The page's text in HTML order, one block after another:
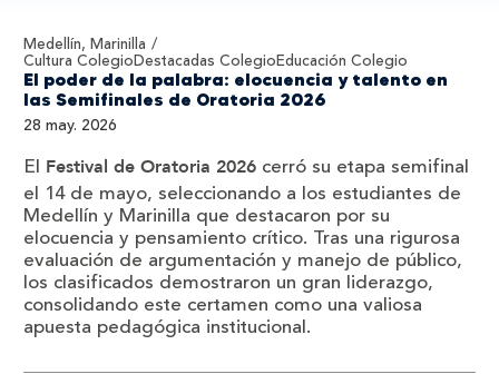
Medellín, Marinilla
Cultura ColegioDestacadas ColegioEducación Colegio
El poder de la palabra: elocuencia y talento en
las Semifinales de Oratoria 2026
28 may. 2026
El Festival de Oratoria 2026 cerró su etapa semifinal
el 14 de mayo, seleccionando a los estudiantes de
Medellín y Marinilla que destacaron por su
elocuencia y pensamiento crítico. Tras una rigurosa
evaluación de argumentación y manejo de público,
los clasificados demostraron un gran liderazgo,
consolidando este certamen como una valiosa
apuesta pedagógica institucional.